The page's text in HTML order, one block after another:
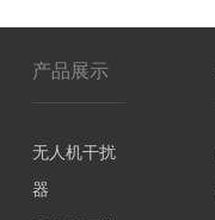
产品展示
无人机干扰
器